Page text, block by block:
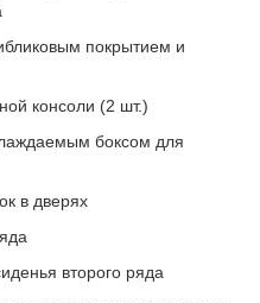
покрытием и
консоли (2 шт.)
боксом для
в дверях
второго ряда